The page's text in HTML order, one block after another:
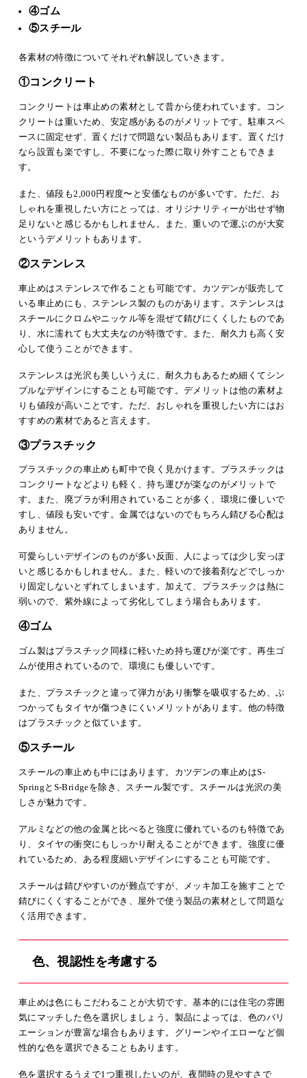
④ゴム
⑤スチール
各素材の特徴についてそれぞれ解説していきます。
①コンクリート
コンクリートは車止めの素材として昔から使われています。コン
クリートは重いため、安定感があるのがメリットです。駐車スペ
ースに固定せず、置くだけで問題ない製品もあります。置くだけ
なら設置も楽ですし、不要になった際に取り外すこともできま
す。
また、値段も2,000円程度〜と安価なものが多いです。ただ、お
しゃれを重視したい方にとっては、オリジナリティーが出せず物
足りないと感じるかもしれません。また、重いので運ぶのが大変
というデメリットもあります。
②ステンレス
車止めはステンレスで作ることも可能です。カツデンが販売して
いる車止めにも、ステンレス製のものがあります。ステンレスは
スチールにクロムやニッケル等を混ぜて錆びにくくしたものであ
り、水に濡れても大丈夫なのが特徴です。また、耐久力も高く安
心して使うことができます。
ステンレスは光沢も美しいうえに、耐久力もあるため細くてシン
プルなデザインにすることも可能です。デメリットは他の素材よ
りも値段が高いことです。ただ、おしゃれを重視したい方にはお
すすめの素材であると言えます。
③プラスチック
プラスチックの車止めも町中で良く見かけます。プラスチックは
コンクリートなどよりも軽く、持ち運びが楽なのがメリットで
す。また、廃プラが利用されていることが多く、環境に優しいで
すし、値段も安いです。金属ではないのでもちろん錆びる心配は
ありません。
可愛らしいデザインのものが多い反面、人によっては少し安っぽ
いと感じるかもしれません。また、軽いので接着剤などでしっか
り固定しないとずれてしまいます。加えて、プラスチックは熱に
弱いので、紫外線によって劣化してしまう場合もあります。
④ゴム
ゴム製はプラスチック同様に軽いため持ち運びが楽です。再生ゴ
ムが使用されているので、環境にも優しいです。
また、プラスチックと違って弾力があり衝撃を吸収するため、ぶ
つかってもタイヤが傷つきにくいメリットがあります。他の特徴
はプラスチックと似ています。
⑤スチール
スチールの車止めも中にはあります。カツデンの車止めはS-
SpringとS-Bridgeを除き、スチール製です。スチールは光沢の美
しさが魅力です。
アルミなどの他の金属と比べると強度に優れているのも特徴であ
り、タイヤの衝突にもしっかり耐えることができます。強度に優
れているため、ある程度細いデザインにすることも可能です。
スチールは錆びやすいのが難点ですが、メッキ加工を施すことで
錆びにくくすることができ、屋外で使う製品の素材として問題な
く活用できます。
色、視認性を考慮する
車止めは色にもこだわることが大切です。基本的には住宅の雰囲
気にマッチした色を選択しましょう。製品によっては、色のバリ
エーションが豊富な場合もあります。グリーンやイエローなど個
性的な色を選択できることもあります。
色を選択するうえで1つ重視したいのが、夜間時の見やすさで